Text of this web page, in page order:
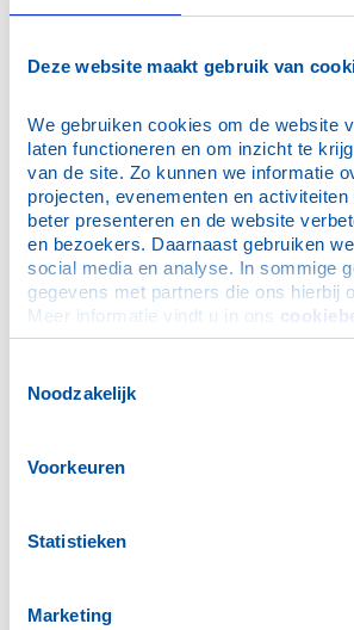
Deze website maakt gebruik van
We gebruiken cookies om de website
laten functioneren en om inzicht te
van de site. Zo kunnen we informatie
projecten, evenementen en
beter presenteren en de website
en bezoekers. Daarnaast gebruiken
social media en analyse. In sommige
gegevens met partners die ons hierbij
Meer informatie vindt u in ons
Noodzakelijk
Voorkeuren
Statistieken
Marketing
Wachtwoord*
Dit is mijn privécomputer, onthoud
maximaal 30 dagen ingelogd)
N.B. De inloggegevens zijn ook
Hulp bij inloggen
Vraag dan eerst